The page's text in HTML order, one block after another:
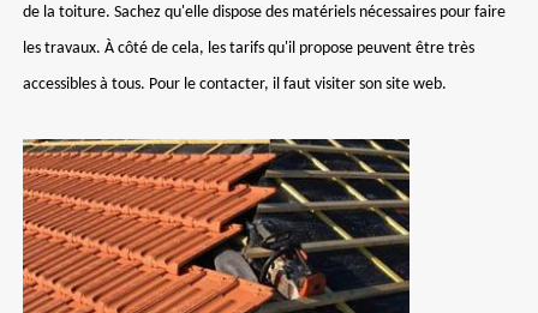
de la toiture. Sachez qu'elle dispose des matériels nécessaires pour faire
les travaux. À côté de cela, les tarifs qu'il propose peuvent être très
accessibles à tous. Pour le contacter, il faut visiter son site web.